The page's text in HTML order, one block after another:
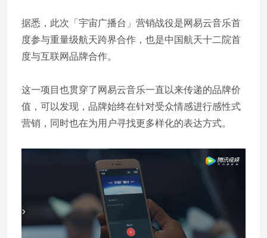
据悉，此次「宇宙广播台」营销战役是网易云音乐首
度参与重量级航天跨界合作，也是中国航天十二院首
度与互联网品牌合作。
这一项目也贯穿了网易云音乐一直以来传递的品牌价
值，可以发现，品牌始终在针对受众情感进行感性式
营销，同时也在为用户寻找更多样化的表达方式。